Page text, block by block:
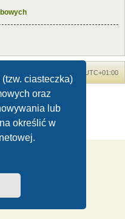
ciasteczka)
oraz
lub
określić w
UTC+01:00
2020
Software © phpBB Limited
|Regulamin